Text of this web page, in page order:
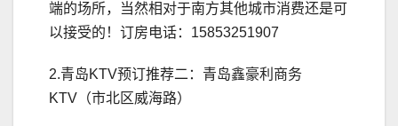
端的场所，当然相对于南方其他城市消费还是可
以接受的！订房电话：15853251907
2.青岛KTV预订推荐二：青岛鑫豪利商务
KTV（市北区威海路）